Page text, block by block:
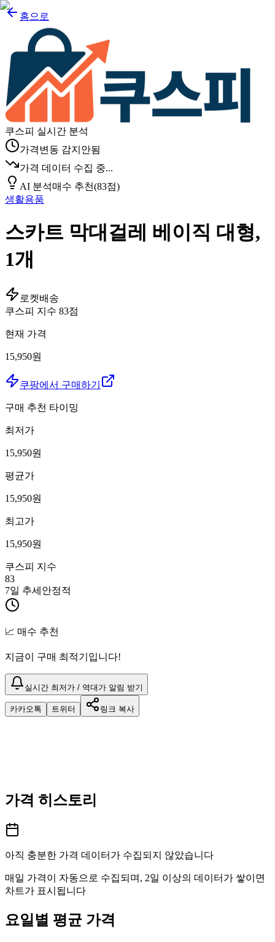
홈으로
쿠스피 실시간 분석
가격변동 감지안됨
가격 데이터 수집 중...
AI 분석매수 추천(83점)
생활용품
스카트 막대걸레 베이직 대형,
1개
로켓배송
쿠스피 지수 83점
현재 가격
15,950원
쿠팡에서 구매하기
구매 추천 타이밍
최저가
15,950원
평균가
15,950원
최고가
15,950원
쿠스피 지수
83
7일 추세 안정적
📈 매수 추천
지금이 구매 최적기입니다!
실시간 최저가 / 역대가 알림 받기
카카오톡 트위터 링크 복사
가격 히스토리
아직 충분한 가격 데이터가 수집되지 않았습니다
매일 가격이 자동으로 수집되며, 2일 이상의 데이터가 쌓이면
차트가 표시됩니다
요일별 평균 가격